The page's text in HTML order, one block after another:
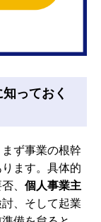
っておく
ず事業の根幹
ます。具体的
、 個人事業主
、そして起業